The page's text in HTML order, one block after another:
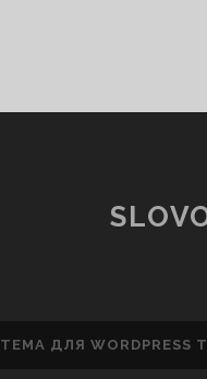
ТЕМА ДЛЯ WORDPRESS